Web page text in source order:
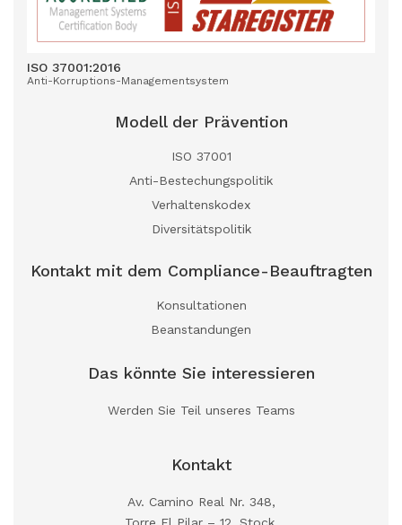
ISO 37001:2016
Anti-Korruptions-Managementsystem
Modell der Prävention
ISO 37001
Anti-Bestechungspolitik
Verhaltenskodex
Diversitätspolitik
Kontakt mit dem Compliance-Beauftragten
Konsultationen
Beanstandungen
Das könnte Sie interessieren
Werden Sie Teil unseres Teams
Kontakt
Av. Camino Real Nr. 348,
Torre El Pilar – 12. Stock,